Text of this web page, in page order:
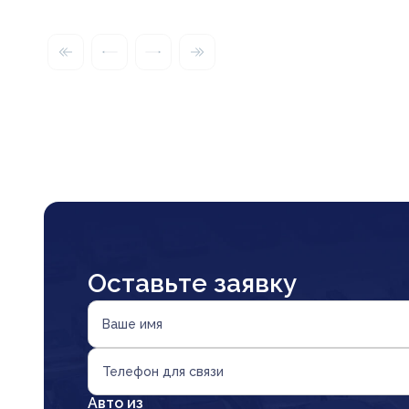
Оставьте заявку
Ваше имя
Телефон для связи
Авто из